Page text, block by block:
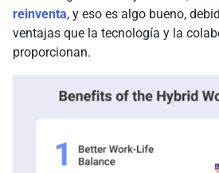
reinventa, y eso es algo bueno,
ventajas que la tecnología y la
proporcionan.